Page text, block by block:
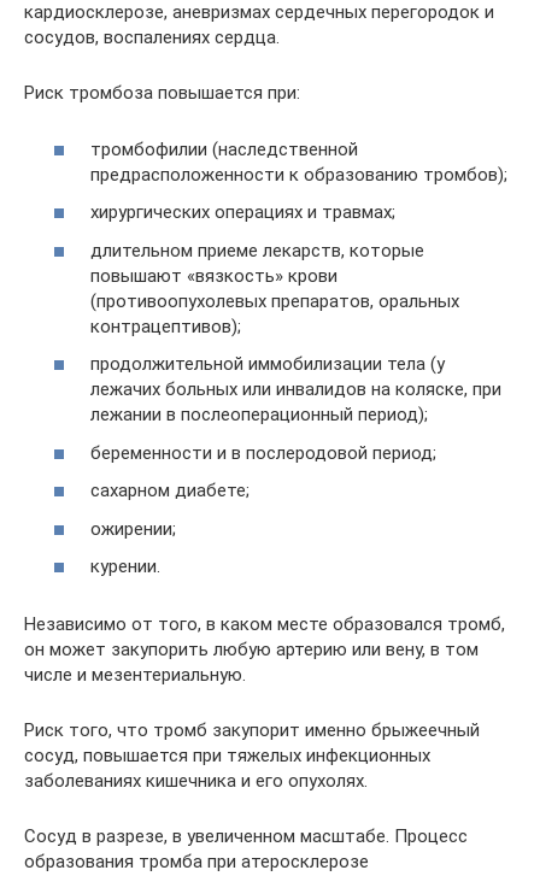
кардиосклерозе, аневризмах сердечных перегородок и
сосудов, воспалениях сердца.
Риск тромбоза повышается при:
тромбофилии (наследственной
предрасположенности к образованию тромбов);
хирургических операциях и травмах;
длительном приеме лекарств, которые
повышают «вязкость» крови
(противоопухолевых препаратов, оральных
контрацептивов);
продолжительной иммобилизации тела (у
лежачих больных или инвалидов на коляске, при
лежании в послеоперационный период);
беременности и в послеродовой период;
сахарном диабете;
ожирении;
курении.
Независимо от того, в каком месте образовался тромб,
он может закупорить любую артерию или вену, в том
числе и мезентериальную.
Риск того, что тромб закупорит именно брыжеечный
сосуд, повышается при тяжелых инфекционных
заболеваниях кишечника и его опухолях.
Сосуд в разрезе, в увеличенном масштабе. Процесс
образования тромба при атеросклерозе